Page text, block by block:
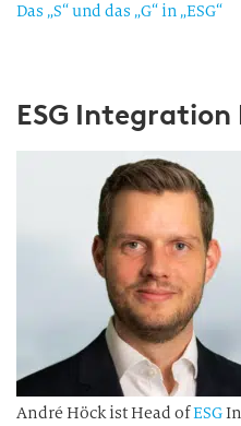
Das „S“ und das „G“ in „ESG“
ESG Integration
André Höck ist Head ofESG